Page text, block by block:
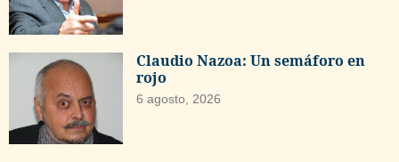
Claudio Nazoa: Un semáforo en
rojo
6 agosto, 2026